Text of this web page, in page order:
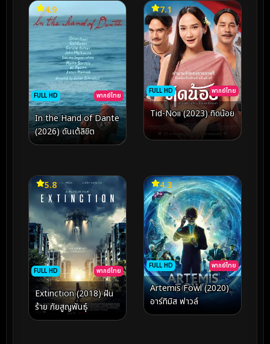
FULL HD พากย์ไทย
4.9
In the Hand of Dante
(2026) ดันเต้ลิขิต
FULL HD พากย์ไทย
7.1
Tid-Noii (2023) ทิดน้อย
FULL HD พากย์ไทย
5.8
Extinction (2018) ฝัน
ร้าย ภัยสูญพันธุ์
FULL HD พากย์ไทย
4.3
Artemis Fowl (2020)
อาร์ทิมิส ฟาวล์
FULL HD ซับไทย
A Town Called